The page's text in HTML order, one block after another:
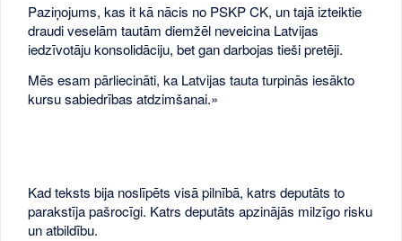
Paziņojums, kas it kā nācis no PSKP CK, un tajā izteiktie
draudi veselām tautām diemžēl neveicina Latvijas
iedzīvotāju konsolidāciju, bet gan darbojas tieši pretēji.
Mēs esam pārliecināti, ka Latvijas tauta turpinās iesākto
kursu sabiedrības atdzimšanai.»
Kad teksts bija noslīpēts visā pilnībā, katrs deputāts to
parakstīja pašrocīgi. Katrs deputāts apzinājās milzīgo risku
un atbildību.